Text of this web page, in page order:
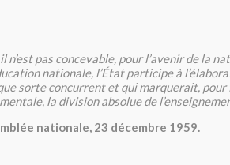
n’est pas concevable, pour l’avenir de la
nationale, l’État participe à
sorte concurrent et qui marquerait, pour
la division absolue de
nationale, 23 décembre 1959.